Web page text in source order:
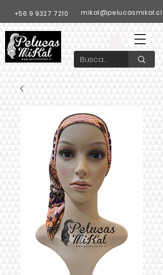
+56 9 9327 7210 mikal@pelucasmikal.cl